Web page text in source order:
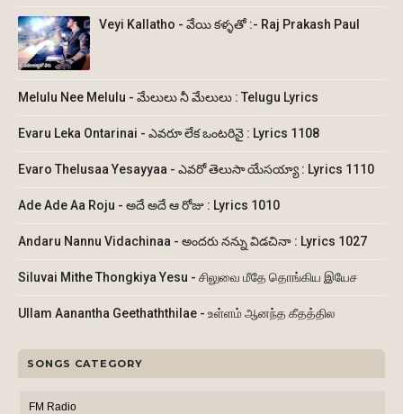
Veyi Kallatho - వేయి కళ్ళతో :- Raj Prakash Paul
Melulu Nee Melulu - మేలులు నీ మేలులు : Telugu Lyrics
Evaru Leka Ontarinai - ఎవరూ లేక ఒంటరినై : Lyrics 1108
Evaro Thelusaa Yesayyaa - ఎవరో తెలుసా యేసయ్యా : Lyrics 1110
Ade Ade Aa Roju - అదే అదే ఆ రోజు : Lyrics 1010
Andaru Nannu Vidachinaa - అందరు నన్ను విడచినా : Lyrics 1027
Siluvai Mithe Thongkiya Yesu - சிலுவை மீதே தொங்கிய இயேச
Ullam Aanantha Geethaththilae - உள்ளம் ஆனந்த கீதத்தில
SONGS CATEGORY
FM Radio